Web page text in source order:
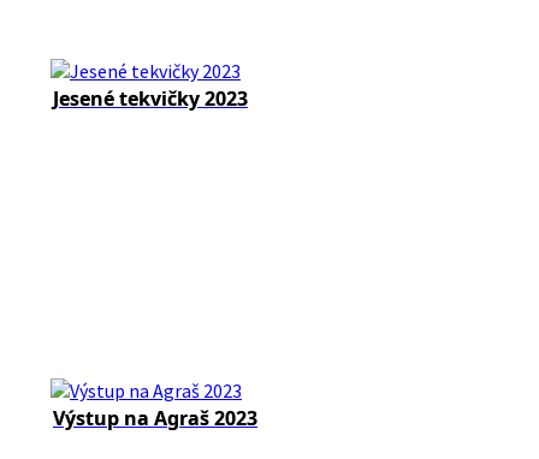
Jesené tekvičky 2023
Výstup na Agraš 2023